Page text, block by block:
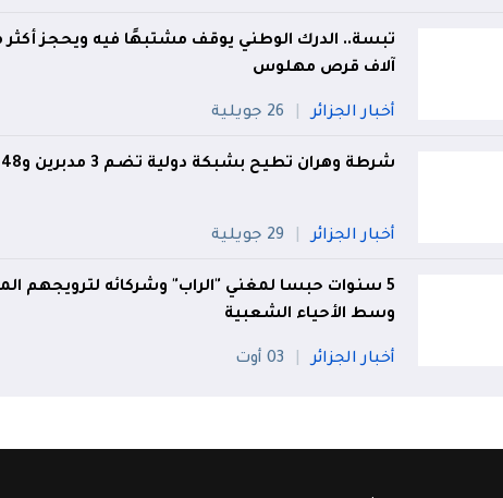
آلاف قرص مهلوس
أخبار الجزائر 26 جويلية
شرطة وهران تطيح بشبكة دولية تضم 3 مدبرين و48 حراڨا
أخبار الجزائر 29 جويلية
5 سنوات حبسا لمغني "الراب" وشركائه لترويجهم
وسط الأحياء الشعبية
أخبار الجزائر 03 أوت